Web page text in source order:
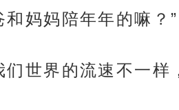
妈妈陪年年的嘛？”
世界的流速不一样